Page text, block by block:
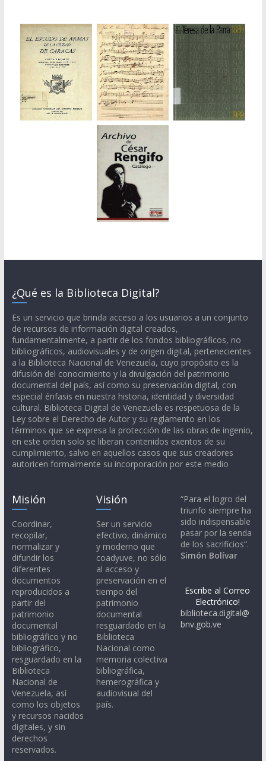
¿Qué es la Biblioteca Digital?
Es un servicio que brinda acceso a los usuarios a un conjunto
de recursos de información digital creados,
fundamentalmente, a partir de los fondos bibliográficos, no
bibliográficos, audiovisuales y de origen digital, pertenecientes
a la Biblioteca Nacional de Venezuela, cuyo propósito es la
difusión del conocimiento y la divulgación del patrimonio
documental del país, así como su preservación digital, con
especial énfasis en nuestra historia, identidad y diversidad
cultural. Biblioteca Digital de Venezuela es respetuosa de la
Ley sobre el Derecho de Autor y su reglamento en los
términos que se expresa la protección de las obras de ingenio,
en este orden solo se liberan contenidos exentos de su
cumplimiento, salvo en aquellos casos que sus creadores
autoricen formalmente su incorporación por este medio
Misión
Coordinar,
recopilar,
normalizar y
difundir los
diferentes
documentos
reproducidos a
partir del
patrimonio
documental
bibliográfico y no
bibliográfico,
resguardado en la
Biblioteca
Nacional de
Venezuela, así
como los objetos
y recursos nacidos
digitales, y sin
derechos
reservados.
Visión
Ser un servicio
efectivo, dinámico
y moderno que
coadyuve, no sólo
al acceso y
preservación en el
tiempo del
patrimonio
documental
resguardado en la
Biblioteca
Nacional como
memoria colectiva
bibliográfica,
hemerográfica y
audiovisual del
país.
“Para el logro del
triunfo siempre ha
sido indispensable
pasar por la senda
de los sacrificios”.
Simón Bolívar
Escribe al Correo
Electrónico!
biblioteca.digital@
bnv.gob.ve